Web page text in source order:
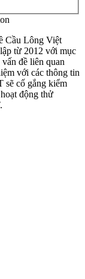
Cầu Lông Việt
từ 2012 với mục
đề liên quan
với các thông tin
sẽ cố gắng kiểm
động thử